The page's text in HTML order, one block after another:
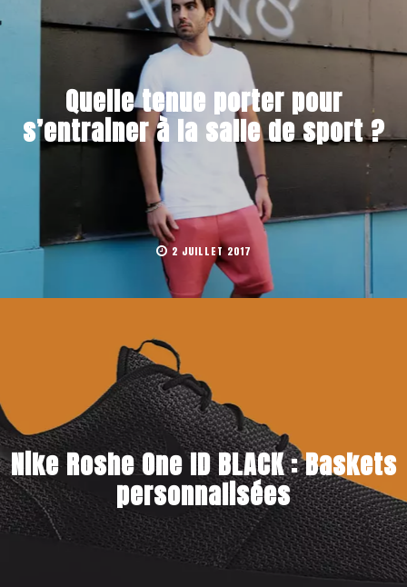
Quelle tenue porter pour
s’entrainer à la salle de sport ?
2 JUILLET 2017
Nike Roshe One ID BLACK : Baskets
personnalisées